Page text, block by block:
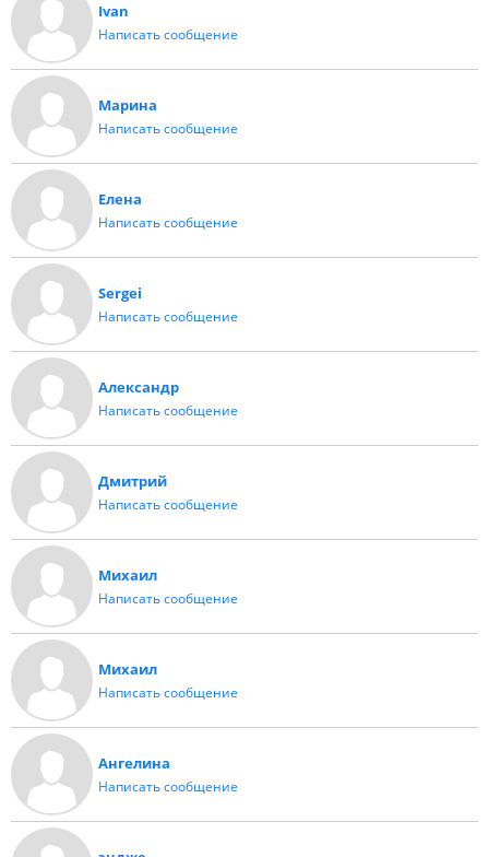
Ivan
Написать сообщение
Марина
Написать сообщение
Елена
Написать сообщение
Sergei
Написать сообщение
Александр
Написать сообщение
Дмитрий
Написать сообщение
Михаил
Написать сообщение
Михаил
Написать сообщение
Ангелина
Написать сообщение